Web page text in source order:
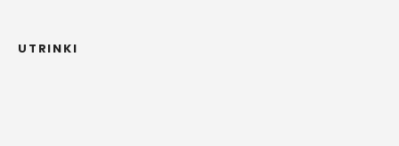
UTRINKI